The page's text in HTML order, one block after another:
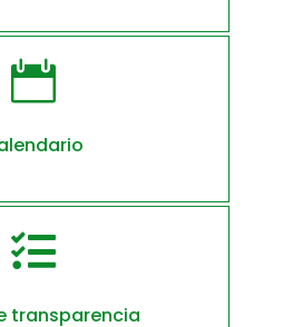


transparencia